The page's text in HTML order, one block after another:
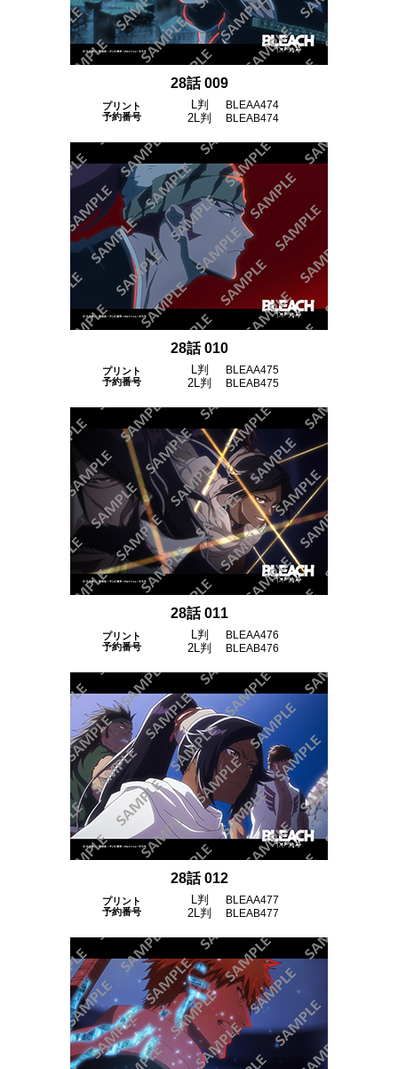
28話 009
プリント
予約番号
L判 BLEAA474
2L判 BLEAB474
28話 010
プリント
予約番号
L判 BLEAA475
2L判 BLEAB475
28話 011
プリント
予約番号
L判 BLEAA476
2L判 BLEAB476
28話 012
プリント
予約番号
L判 BLEAA477
2L判 BLEAB477